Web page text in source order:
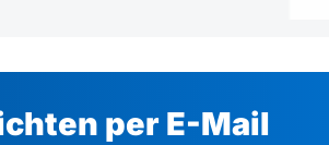
per E-Mail